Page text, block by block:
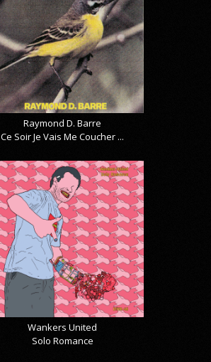
Raymond D. Barre
Ce Soir Je Vais Me Coucher ...
Wankers United
Solo Romance